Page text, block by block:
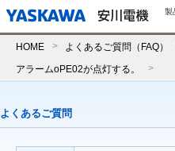
製
HOME よくあるご質問（FAQ）
アラームoPE02が点灯する。
よくあるご質問